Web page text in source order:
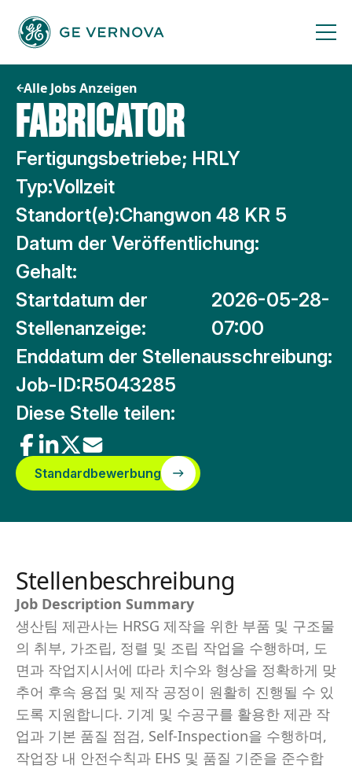
Inhalt
springen
Alle Jobs Anzeigen
FABRICATOR
Fertigungsbetriebe; HRLY
Typ:Vollzeit
Standort(e):Changwon 48 KR 5
Datum der Veröffentlichung:
Gehalt:
Startdatum der
Stellenanzeige:
2026-05-28-
07:00
Enddatum der Stellenausschreibung:
Job-ID:R5043285
Diese Stelle teilen:
Standardbewerbung
Stellenbeschreibung
Job Description Summary
생산팀 제관사는 HRSG 제작을 위한 부품 및 구조물
의 취부, 가조립, 정렬 및 조립 작업을 수행하며, 도
면과 작업지시서에 따라 치수와 형상을 정확하게 맞
추어 후속 용접 및 제작 공정이 원활히 진행될 수 있
도록 지원합니다. 기계 및 수공구를 활용한 제관 작
업과 기본 품질 점검, Self-Inspection을 수행하며,
작업장 내 안전수칙과 EHS 및 품질 기준을 준수합